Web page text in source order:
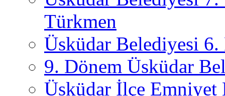
Türkmen
Üsküdar Belediyesi 6.
9. Dönem Üsküdar
Üsküdar İlçe